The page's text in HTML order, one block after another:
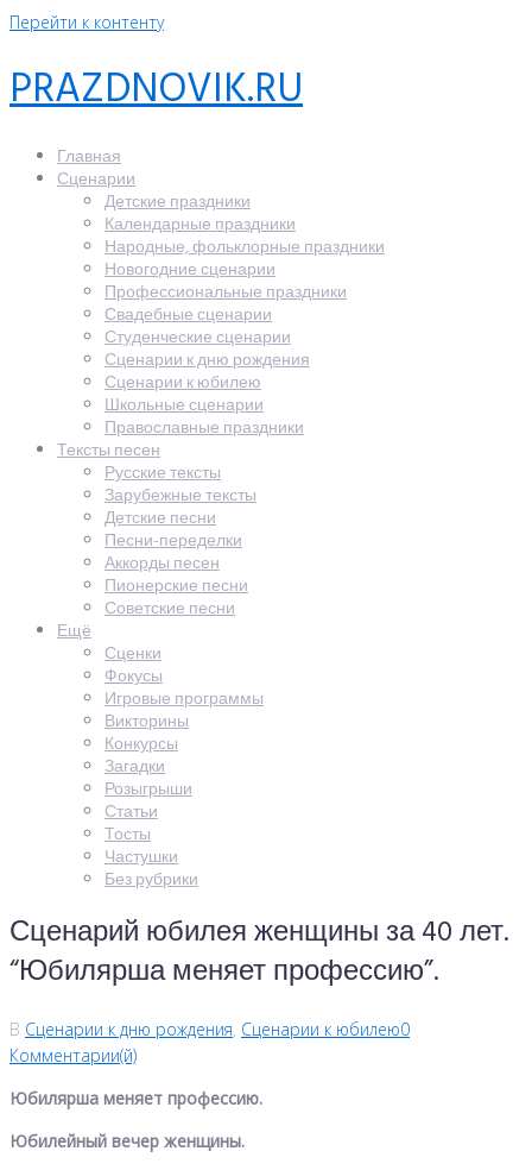
Перейти к контенту
PRAZDNOVIK.RU
Главная
Сценарии
Детские праздники
Календарные праздники
Народные, фольклорные праздники
Новогодние сценарии
Профессиональные праздники
Свадебные сценарии
Студенческие сценарии
Сценарии к дню рождения
Сценарии к юбилею
Школьные сценарии
Православные праздники
Тексты песен
Русские тексты
Зарубежные тексты
Детские песни
Песни-переделки
Аккорды песен
Пионерские песни
Советские песни
Ещё
Сценки
Фокусы
Игровые программы
Викторины
Конкурсы
Загадки
Розыгрыши
Статьи
Тосты
Частушки
Без рубрики
Сценарий юбилея женщины за 40 лет.
“Юбилярша меняет профессию”.
В Сценарии к дню рождения, Сценарии к юбилею0
Комментарии(й)
Юбилярша меняет профессию.
Юбилейный вечер женщины.